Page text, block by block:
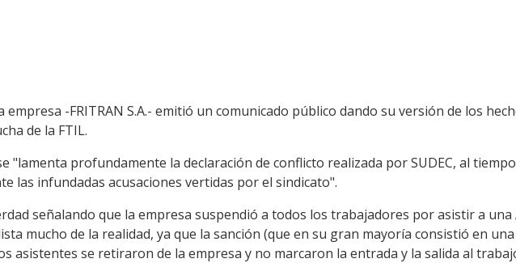
empresa -FRITRAN S.A.- emitió un comunicado público dando su versión de los
de la FTIL.
"lamenta profundamente la declaración de conflicto realizada por SUDEC, al
las infundadas acusaciones vertidas por el sindicato".
señalando que la empresa suspendió a todos los trabajadores por asistir a una
mucho de la realidad, ya que la sanción (que en su gran mayoría consistió en
asistentes se retiraron de la empresa y no marcaron la entrada y la salida al